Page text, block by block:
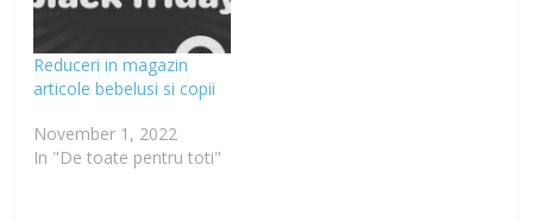
Reduceri in magazin
articole bebelusi si copii
November 1, 2022
In "De toate pentru toti"